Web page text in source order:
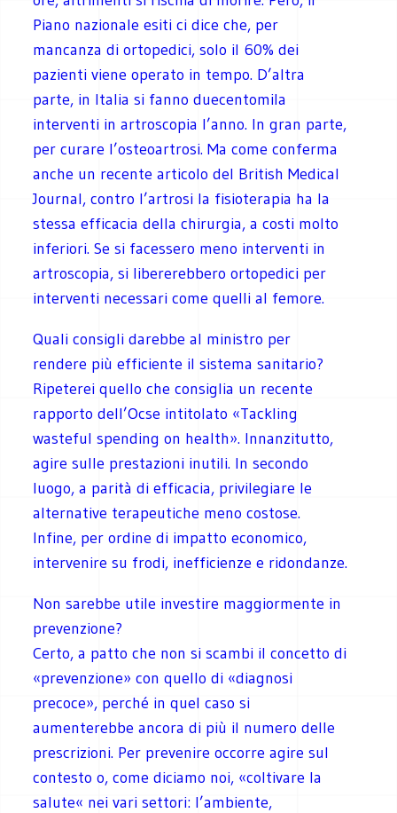
Piano nazionale esiti ci dice che, per
mancanza di ortopedici, solo il 60% dei
pazienti viene operato in tempo. D’altra
parte, in Italia si fanno duecentomila
interventi in artroscopia l’anno. In gran parte,
per curare l’osteoartrosi. Ma come conferma
anche un recente articolo del British Medical
Journal, contro l’artrosi la fisioterapia ha la
stessa efficacia della chirurgia, a costi molto
inferiori. Se si facessero meno interventi in
artroscopia, si libererebbero ortopedici per
interventi necessari come quelli al femore.
Quali consigli darebbe al ministro per
rendere più efficiente il sistema sanitario?
Ripeterei quello che consiglia un recente
rapporto dell’Ocse intitolato «Tackling
wasteful spending on health». Innanzitutto,
agire sulle prestazioni inutili. In secondo
luogo, a parità di efficacia, privilegiare le
alternative terapeutiche meno costose.
Infine, per ordine di impatto economico,
intervenire su frodi, inefficienze e ridondanze.
Non sarebbe utile investire maggiormente in
prevenzione?
Certo, a patto che non si scambi il concetto di
«prevenzione» con quello di «diagnosi
precoce», perché in quel caso si
aumenterebbe ancora di più il numero delle
prescrizioni. Per prevenire occorre agire sul
contesto o, come diciamo noi, «coltivare la
salute« nei vari settori: l’ambiente,